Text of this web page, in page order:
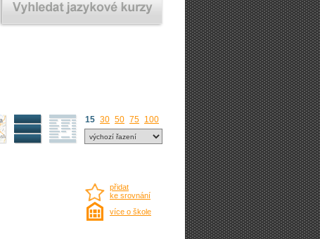
15 30 50 75 100
přidat
ke srovnání
více o škole